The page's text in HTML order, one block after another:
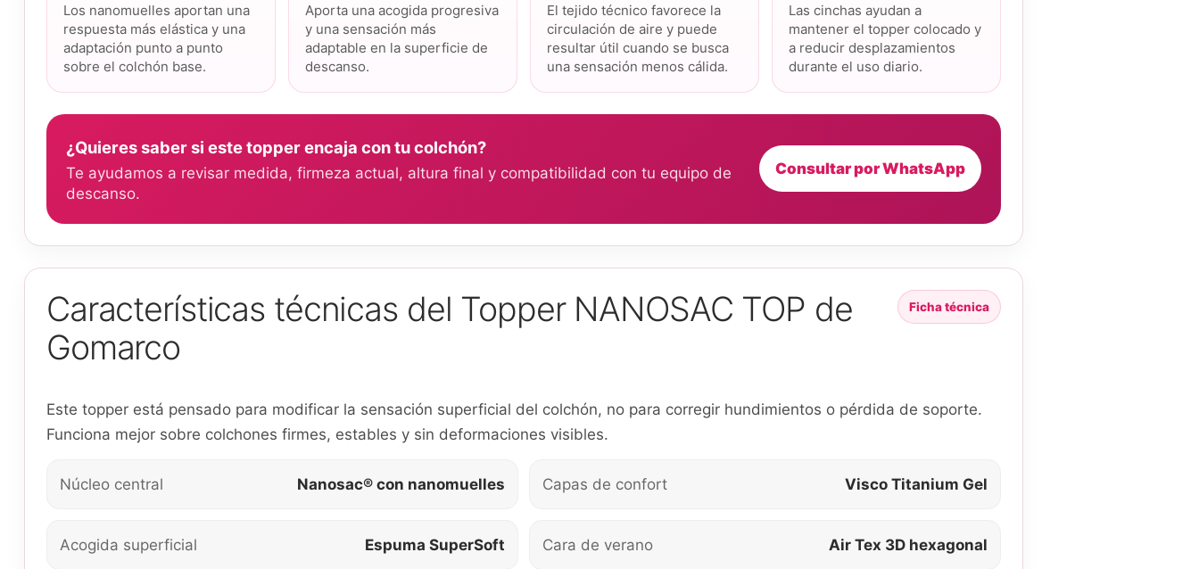
Los nanomuelles aportan una
respuesta más elástica y una
adaptación punto a punto
sobre el colchón base.
Aporta una acogida progresiva
y una sensación más
adaptable en la superficie de
descanso.
El tejido técnico favorece la
circulación de aire y puede
resultar útil cuando se busca
una sensación menos cálida.
Las cinchas ayudan a
mantener el topper colocado y
a reducir desplazamientos
durante el uso diario.
¿Quieres saber si este topper encaja con tu colchón?
Te ayudamos a revisar medida, firmeza actual, altura final y compatibilidad con tu equipo de
descanso.
Consultar por WhatsApp
Características técnicas del Topper NANOSAC TOP de
Gomarco
Ficha técnica
Este topper está pensado para modificar la sensación superficial del colchón, no para corregir hundimientos o pérdida de soporte.
Funciona mejor sobre colchones firmes, estables y sin deformaciones visibles.
Núcleo central Nanosac® con nanomuelles Capas de confort Visco Titanium Gel
Acogida superficial Espuma SuperSoft Cara de verano Air Tex 3D hexagonal